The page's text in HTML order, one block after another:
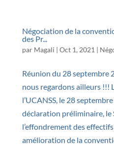
Négociation de la
des Pr...
par Magali | Oct 1, 2021 |
Réunion du 28 septembre
nous regardons ailleurs !!!
l’UCANSS, le 28
déclaration préliminaire, le
l’effondrement des
amélioration de la